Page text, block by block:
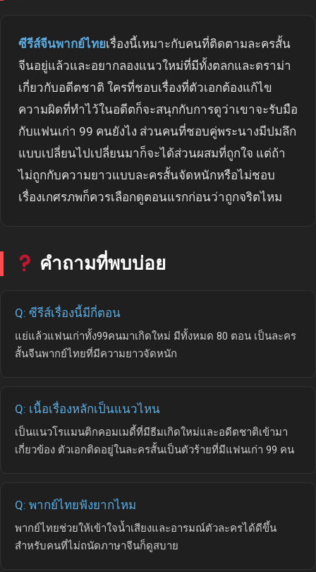
ซีรีส์จีนพากย์ไทยเรื่องนี้เหมาะกับคนที่ติดตามละครสั้น
จีนอยู่แล้วและอยากลองแนวใหม่ที่มีทั้งตลกและดราม่า
เกี่ยวกับอดีตชาติ ใครที่ชอบเรื่องที่ตัวเอกต้องแก้ไข
ความผิดที่ทำไว้ในอดีตก็จะสนุกกับการดูว่าเขาจะรับมือ
กับแฟนเก่า 99 คนยังไง ส่วนคนที่ชอบคู่พระนางมีปมลึก
แบบเปลี่ยนไปเปลี่ยนมาก็จะได้ส่วนผสมที่ถูกใจ แต่ถ้า
ไม่ถูกกับความยาวแบบละครสั้นจัดหนักหรือไม่ชอบ
เรื่องเกศรภพก็ควรเลือกดูตอนแรกก่อนว่าถูกจริตไหม
คำถามที่พบบ่อย
Q: ซีรีส์เรื่องนี้มีกี่ตอน
แย่แล้วแฟนเก่าทั้ง99คนมาเกิดใหม่ มีทั้งหมด 80 ตอน เป็นละคร
สั้นจีนพากย์ไทยที่มีความยาวจัดหนัก
Q: เนื้อเรื่องหลักเป็นแนวไหน
เป็นแนวโรแมนติกคอมเมดี้ที่มีธีมเกิดใหม่และอดีตชาติเข้ามา
เกี่ยวข้อง ตัวเอกติดอยู่ในละครสั้นเป็นตัวร้ายที่มีแฟนเก่า 99 คน
Q: พากย์ไทยฟังยากไหม
พากย์ไทยช่วยให้เข้าใจน้ำเสียงและอารมณ์ตัวละครได้ดีขึ้น
สำหรับคนที่ไม่ถนัดภาษาจีนก็ดูสบาย